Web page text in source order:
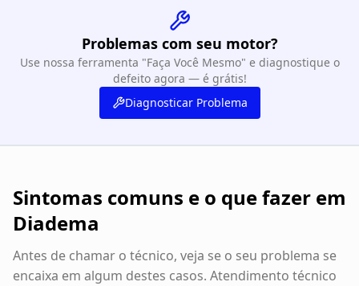
Problemas com seu motor?
Use nossa ferramenta "Faça Você Mesmo" e diagnostique o
defeito agora — é grátis!
Diagnosticar Problema
Sintomas comuns e o que fazer em
Diadema
Antes de chamar o técnico, veja se o seu problema se
encaixa em algum destes casos. Atendimento técnico